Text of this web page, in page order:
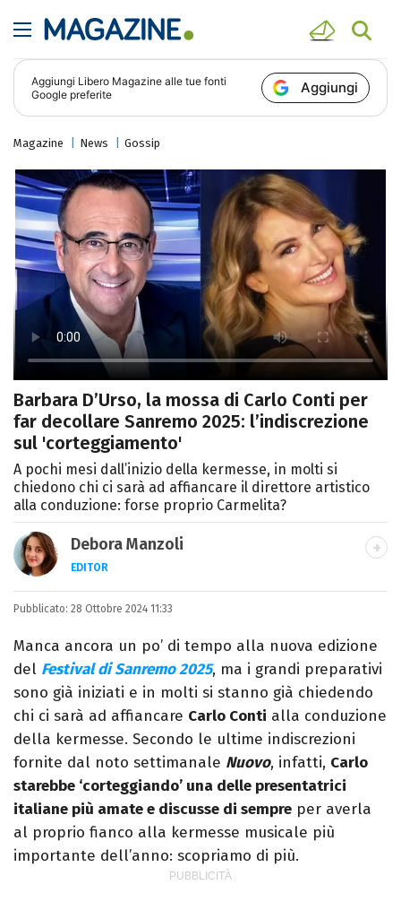
Aggiungi Libero Magazine alle tue fonti
Google preferite
Aggiungi
Magazine News Gossip
Barbara D’Urso, la mossa di Carlo Conti per
far decollare Sanremo 2025: l’indiscrezione
sul 'corteggiamento'
A pochi mesi dall’inizio della kermesse, in molti si
chiedono chi ci sarà ad affiancare il direttore artistico
alla conduzione: forse proprio Carmelita?
Debora Manzoli
EDITOR
LINKEDIN
INSTAGRAM FACEBOOK SITO
Scrittrice, copywriter, editor e pubblicista
mantovana, laureata in Lettere, Cinema e
Tv. Ha due libri all’attivo e ama la scrittura
alla follia.
Pubblicato: 28 Ottobre 2024 11:33
Manca ancora un po’ di tempo alla nuova edizione
del Festival di Sanremo 2025, ma i grandi preparativi
sono già iniziati e in molti si stanno già chiedendo
chi ci sarà ad affiancare Carlo Conti alla conduzione
della kermesse. Secondo le ultime indiscrezioni
fornite dal noto settimanale Nuovo, infatti, Carlo
starebbe ‘corteggiando’ una delle presentatrici
italiane più amate e discusse di sempre per averla
al proprio fianco alla kermesse musicale più
importante dell’anno: scopriamo di più.